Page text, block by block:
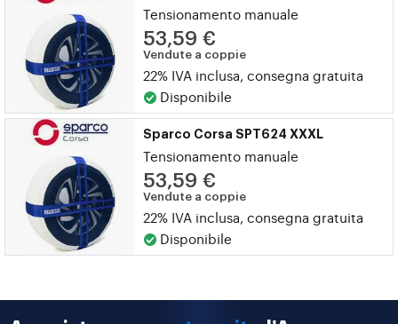
Tensionamento manuale
53,59 €
Vendute a coppie
22% IVA inclusa, consegna gratuita
Disponibile
Sparco Corsa SPT624 XXXL
Tensionamento manuale
53,59 €
Vendute a coppie
22% IVA inclusa, consegna gratuita
Disponibile